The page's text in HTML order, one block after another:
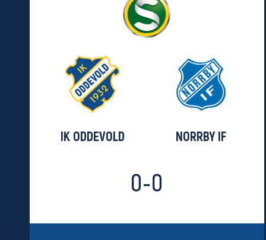
IK ODDEVOLD NORRBY IF
0-0